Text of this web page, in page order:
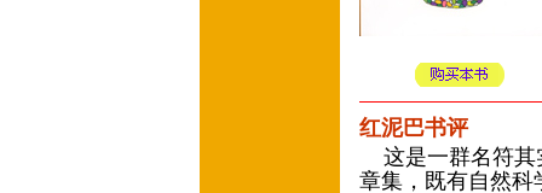
红泥巴书评
这是一群名符其
章集，既有自然科